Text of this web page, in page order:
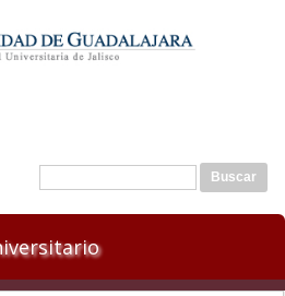
Formulario de búsqueda
Buscar